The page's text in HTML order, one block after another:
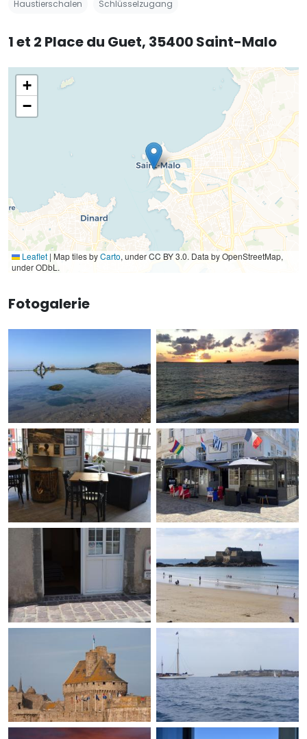
Haustierschalen Schlüsselzugang
1 et 2 Place du Guet, 35400 Saint-Malo
+
−
Leaflet | Map tiles byCarto, under CC BY 3.0. Data by OpenStreetMap,
under ODbL.
Fotogalerie